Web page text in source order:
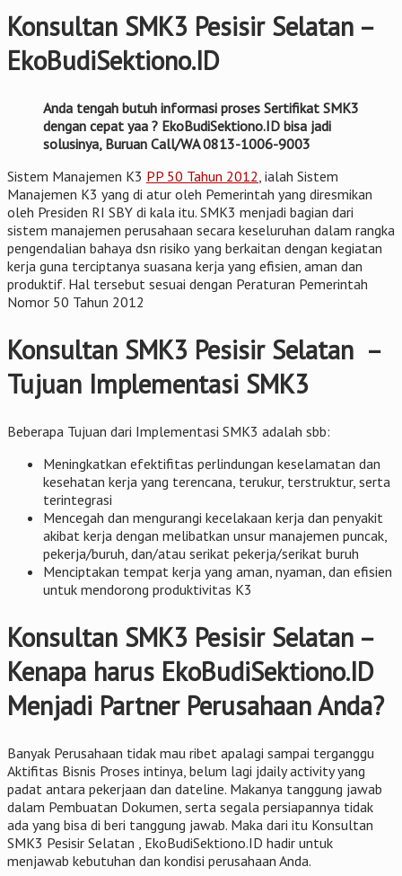
Konsultan SMK3 Pesisir Selatan –
EkoBudiSektiono.ID
Anda tengah butuh informasi proses Sertifikat SMK3
dengan cepat yaa ? EkoBudiSektiono.ID bisa jadi
solusinya, Buruan Call/WA 0813-1006-9003
Sistem Manajemen K3 PP 50 Tahun 2012 , ialah Sistem
Manajemen K3 yang di atur oleh Pemerintah yang diresmikan
oleh Presiden RI SBY di kala itu. SMK3 menjadi bagian dari
sistem manajemen perusahaan secara keseluruhan dalam rangka
pengendalian bahaya dsn risiko yang berkaitan dengan kegiatan
kerja guna terciptanya suasana kerja yang efisien, aman dan
produktif. Hal tersebut sesuai dengan Peraturan Pemerintah
Nomor 50 Tahun 2012
Konsultan SMK3 Pesisir Selatan –
Tujuan Implementasi SMK3
Beberapa Tujuan dari Implementasi SMK3 adalah sbb:
Meningkatkan efektifitas perlindungan keselamatan dan
kesehatan kerja yang terencana, terukur, terstruktur, serta
terintegrasi
Mencegah dan mengurangi kecelakaan kerja dan penyakit
akibat kerja dengan melibatkan unsur manajemen puncak,
pekerja/buruh, dan/atau serikat pekerja/serikat buruh
Menciptakan tempat kerja yang aman, nyaman, dan efisien
untuk mendorong produktivitas K3
Konsultan SMK3 Pesisir Selatan –
Kenapa harus EkoBudiSektiono.ID
Menjadi Partner Perusahaan Anda?
Banyak Perusahaan tidak mau ribet apalagi sampai terganggu
Aktifitas Bisnis Proses intinya, belum lagi jdaily activity yang
padat antara pekerjaan dan dateline. Makanya tanggung jawab
dalam Pembuatan Dokumen, serta segala persiapannya tidak
ada yang bisa di beri tanggung jawab. Maka dari itu Konsultan
SMK3 Pesisir Selatan , EkoBudiSektiono.ID hadir untuk
menjawab kebutuhan dan kondisi perusahaan Anda.